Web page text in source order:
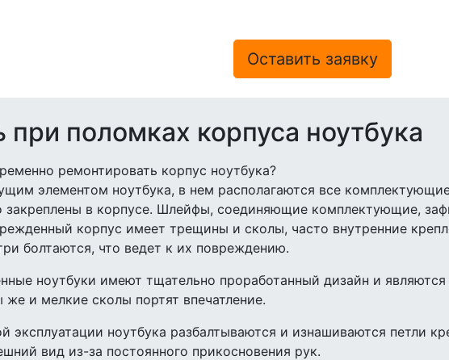
Оставить заявку
при поломках корпуса ноутбука
ремонтировать корпус ноутбука?
элементом ноутбука, в нем располагаются все
в корпусе. Шлейфы, соединяющие комплектующие,
корпус имеет трещины и сколы, часто внутренние
болтаются, что ведет к их повреждению.
ноутбуки имеют тщательно проработанный дизайн и
же и мелкие сколы портят впечатление.
эксплуатации ноутбука разбалтываются и изнашиваются петли
вид из-за постоянного прикосновения рук.